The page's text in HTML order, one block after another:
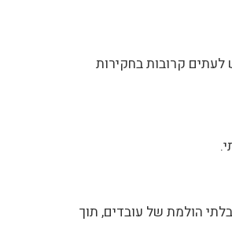
קרובות בחקירות
הולמת של עובדים, תוך